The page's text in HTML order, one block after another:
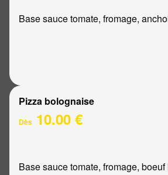
Base sauce tomate, fromage,
Pizza bolognaise
Dès 10.00 €
Base sauce tomate, fromage, boeuf